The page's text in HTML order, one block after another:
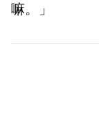
嘛。」